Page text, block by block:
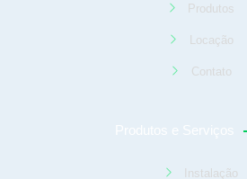
Produtos
Locação
Contato
Produtos e Serviços
Instalação